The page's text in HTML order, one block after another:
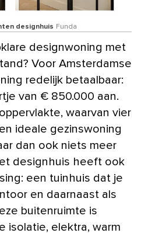
designhuis Funda
designwoning met
Voor Amsterdamse
redelijk betaalbaar:
van € 850.000 aan.
waarvan vier
ideale gezinswoning
dan ook niets meer
designhuis heeft ook
een tuinhuis dat je
en daarnaast als
buitenruimte is
isolatie, elektra, warm